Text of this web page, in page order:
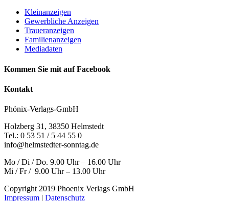
Kleinanzeigen
Gewerbliche Anzeigen
Traueranzeigen
Familienanzeigen
Mediadaten
Kommen Sie mit auf Facebook
Kontakt
Phönix-Verlags-GmbH
Holzberg 31, 38350 Helmstedt
Tel.: 0 53 51 / 5 44 55 0
info@helmstedter-sonntag.de
Mo / Di / Do. 9.00 Uhr – 16.00 Uhr
Mi / Fr / 9.00 Uhr – 13.00 Uhr
Copyright 2019 Phoenix Verlags GmbH
Impressum | Datenschutz